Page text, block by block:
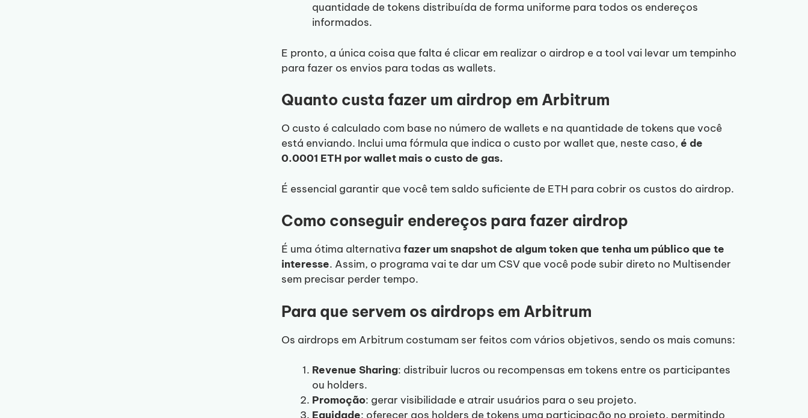
quantidade de tokens distribuída de forma uniforme para todos os endereços
informados.
E pronto, a única coisa que falta é clicar em realizar o airdrop e a tool vai levar um tempinho
para fazer os envios para todas as wallets.
Quanto custa fazer um airdrop em Arbitrum
O custo é calculado com base no número de wallets e na quantidade de tokens que você
está enviando. Inclui uma fórmula que indica o custo por wallet que, neste caso,é de
0.0001 ETH por wallet mais o custo de gas.
É essencial garantir que você tem saldo suficiente de ETH para cobrir os custos do airdrop.
Como conseguir endereços para fazer airdrop
É uma ótima alternativafazer um snapshot de algum token que tenha um público que te
interesse. Assim, o programa vai te dar um CSV que você pode subir direto no Multisender
sem precisar perder tempo.
Para que servem os airdrops em Arbitrum
Os airdrops em Arbitrum costumam ser feitos com vários objetivos, sendo os mais comuns:
Revenue Sharing: distribuir lucros ou recompensas em tokens entre os participantes
ou holders.
Promoção: gerar visibilidade e atrair usuários para o seu projeto.
Equidade: oferecer aos holders de tokens uma participação no projeto, permitindo